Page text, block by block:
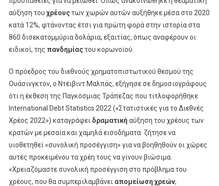
αύξηση τουχρέουςτων χωρών αυτών αυξήθηκε μέσα στο 2020
κατά 12%, φτάνοντας έτσι για πρώτη φορά στην ιστορία στα
860 δισεκατομμύρια δολάρια, εξαιτίας, όπως αναφέρουν οι
ειδικοί, της πανδημίαςτου κορωνοϊού.
Ο πρόεδρος του διεθνούς χρηματοπιστωτικού θεσμού της
Ουάσινγκτον, ο Ντέιβιντ Μαλπάς, εξήγησε σε δημοσιογράφους
ότι η έκθεση της Παγκόσμιας Τράπεζας που τιτλοφορήθηκε
International Debt Statistics 2022 («Στατιστικές για το Διεθνές
Χρέος 2022») καταγράφει δραματική αύξηση του χρέους των
κρατών με μεσαία και χαμηλά εισοδήματα· ζήτησε να
υιοθετηθεί «συνολική προσέγγιση» για να βοηθηθούν οι χώρες
αυτές προκειμένου τα χρέη τους να γίνουν βιώσιμα.
«Χρειαζόμαστε συνολική προσέγγιση στο πρόβλημα του
χρέους, που θα συμπεριλαμβάνει απομείωση χρεών,